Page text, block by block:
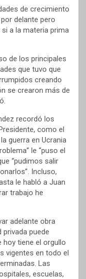
de crecimiento
delante pero
a la materia prima
de los principales
que tuvo que
creando
se crearon más de
recordó los
como el
guerra en Ucrania
le “puso el
“pudimos salir
Incluso,
le habló a Juan
trabajo he
adelante obra
privada puede
hoy tiene el orgullo
vigentes en todo el
Las
escuelas,